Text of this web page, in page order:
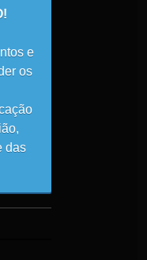
e
os
das